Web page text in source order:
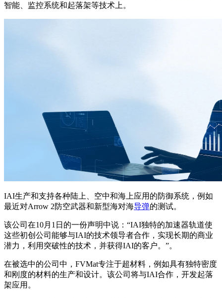
智能、监控系统和起落架等技术上。
IAI生产和支持各种陆上、空中和海上应用的防御系统，例如
最近对Arrow 2防空武器和新型海对海导弹的测试。
该公司在10月1日的一份声明中说：“IAI独特的加速器轨道使
这些初创公司能够与IAI的技术领导者合作，实现长期的商业
潜力，利用突破性的技术，并获得IAI的客户。”。
在被选中的公司中，FVMat专注于超材料，例如具有独特密度
和刚度的材料的生产和设计。该公司将与IAI合作，开发起落
架应用。